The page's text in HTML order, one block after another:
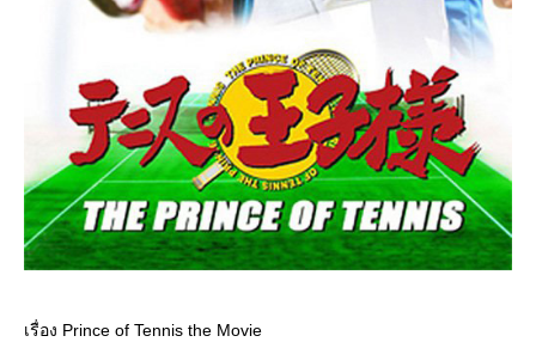
เรื่อง Prince of Tennis the Movie